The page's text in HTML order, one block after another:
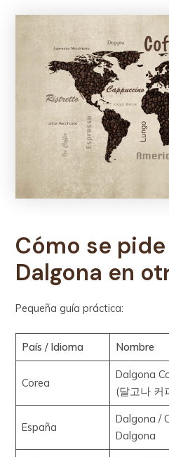
Cómo se
Dalgona en
Pequeña guía práctica:
País / Idioma Nombre
Corea
Dalgona
(달고나 커
España
Dalgona /
Dalgona